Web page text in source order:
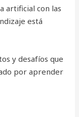
artificial con las
está
y desafíos que
por aprender